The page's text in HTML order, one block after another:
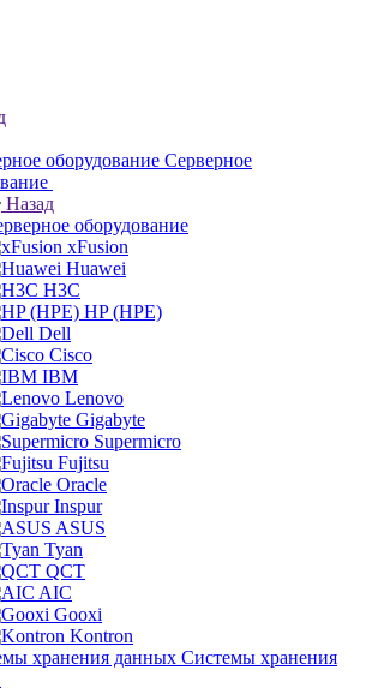
Серверное
Назад
оборудование
xFusion
Huawei
H3C
HP (HPE)
Dell
Cisco
IBM
Lenovo
Gigabyte
Supermicro
Fujitsu
Oracle
Inspur
ASUS
Tyan
QCT
AIC
Gooxi
Kontron
Системы хранения